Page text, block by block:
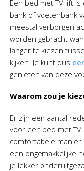
Een bed met TV lift
bank of voetenbank
meestal verborgen
worden gebracht
langer te kiezen
kijken. Je kunt dus
genieten van deze
Waarom zou je
Er zijn een aantal
voor een bed met
comfortabele manier
een ongemakkelijke
je lekker